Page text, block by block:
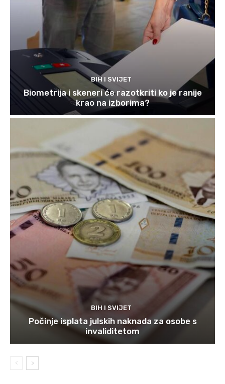
BIH I SVIJET
Biometrija i skeneri će razotkriti ko je ranije
krao na izborima?
BIH I SVIJET
Počinje isplata julskih naknada za osobe s
invaliditetom